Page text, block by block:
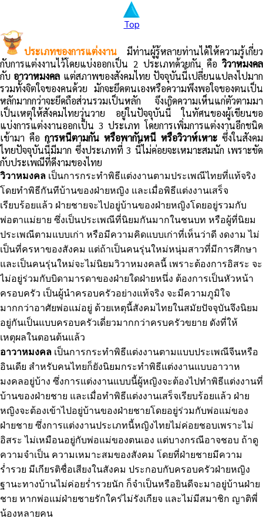
Top
ประเภทของการแต่งงาน มีท่านผู้รู้หลายท่านได้ให้ความรู้เกี่ยว
กับการแต่งงานไว้โดยแบ่งออกเป็น 2 ประเภทด้วยกัน คือ วิวาหมงคล
กับ อาวาหมงคล แต่สภาพของสังคมไทย ปัจจุบันนี้เปลี่ยนแปลงไปมาก
รวมทั้งจิตใจของคนด้วย มักจะยึดตนเองหรือความพึงพอใจของตนเป็น
หลักมากกว่าจะยึดถือส่วนรวมเป็นหลัก จึงเกิดความเห็นแก่ตัวตามมา
เป็นเหตุให้สังคมไทยวุ่นวาย อยู่ในปัจจุบันนี้ ในทัศนของผู้เขียนขอ
แบ่งการแต่งงานออกเป็น 3 ประเภท โดยการเพิ่มการแต่งงานอีกชนิด
เข้ามา คือ การหนีตามกัน หรือพากันหนี หรือวิวาห์เหาะ ซึ่งในสังคม
ไทยปัจจุบันนี้มีมาก ซึ่งประเภทที่ 3 นี้ไม่ค่อยจะเหมาะสมนัก เพราะขัด
กับประเพณีที่ดีงามของไทย
วิวาหมงคล เป็นการกระทำพิธีแต่งงานตามประเพณีไทยที่แท้จริง
โดยทำพิธีกันทีบ้านของฝ่ายหญิง และเมื่อพิธีแต่งงานเสร็จ
เรียบร้อยแล้ว ฝ่ายชายจะไปอยู่บ้านของฝ่ายหญิงโดยอยู่รวมกับ
พ่อตาแม่ยาย ซึ่งเป็นประเพณีที่นิยมกันมากในชนบท หรือผู้ที่นิยม
ประเพณีตามแบบเก่า หรือมีความคิดแบบเก่าที่เห็นว่าดี งดงาม ไม่
เป็นที่ครหาของสังคม แต่ถ้าเป็นคนรุ่นใหม่หนุ่มสาวที่มีการศึกษา
และเป็นคนรุ่นใหม่จะไม่นิยมวิวาหมงคลนี้ เพราะต้องการอิสระ จะ
ไม่อยู่ร่วมกับบิดามารดาของฝ่ายใดฝ่ายหนึ่ง ต้องการเป็นหัวหน้า
ครอบครัว เป็นผู้นำครอบครัวอย่างแท้จริง จะมีความภูมิใจ
มากกว่าอาศัยพ่อแม่อยู่ ด้วยเหตุนี้สังคมไทยในสมัยปัจจุบันจึงนิยม
อยู่กันเป็นแบบครอบครัวเดี่ยวมากกว่าครบครัวขยาย ดังที่ให้
เหตุผลในตอนต้นแล้ว
อาวาหมงคล เป็นการกระทำพิธีแต่งงานตามแบบประเพณีจีนหรือ
อินเดีย สำหรับคนไทยก็ยังนิยมกระทำพิธีแต่งงานแบบอาวาห
มงคลอยู่บ้าง ซึ่งการแต่งงานแบบนี้ผู้หญิงจะต้องไปทำพิธีแต่งงานที่
บ้านของฝ่ายชาย และเมื่อทำพิธีแต่งงานเสร็จเรียบร้อยแล้ว ฝ่าย
หญิงจะต้องเข้าไปอยู่บ้านของฝ่ายชายโดยอยู่ร่วมกับพ่อแม่ของ
ฝ่ายชาย ซึ่งการแต่งงานประเภทนี้หญิงไทยไม่ค่อยชอบเพราะไม่
อิสระ ไม่เหมือนอยู่กับพ่อแม่ของตนเอง แต่บางกรณีอาจชอบ ถ้าดู
ความจำเป็น ความเหมาะสมของสังคม โดยที่ฝ่ายชายมีความ
ร่ำรวย มีเกียรติชื่อเสียงในสังคม ประกอบกับครอบครัวฝ่ายหญิง
ฐานะทางบ้านไม่ค่อยร่ำรวยนัก ก็จำเป็นหรือยินดีจะมาอยู่บ้านฝ่าย
ชาย หากพ่อแม่ฝ่ายชายรักใคร่ไม่รังเกียจ และไม่มีสมาชิก ญาติพี่
น้องหลายคน